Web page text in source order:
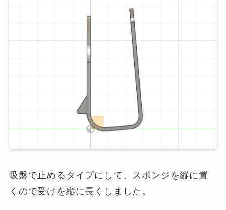
吸盤で止めるタイプにして、スポンジを縦に置
くので受けを縦に長くしました。